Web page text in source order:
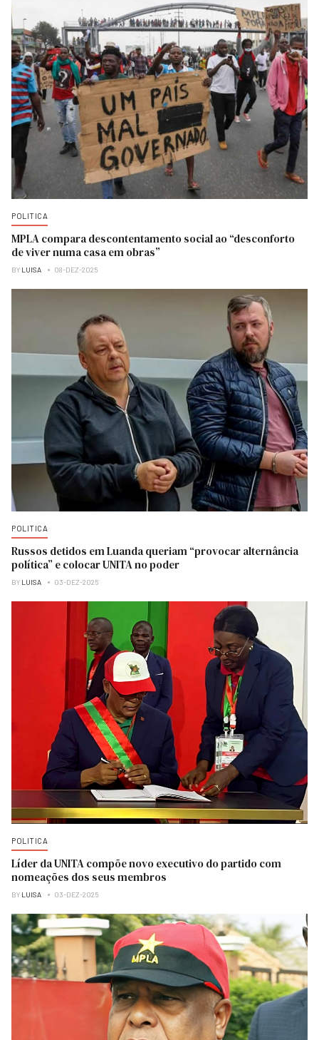
POLITICA
MPLA compara descontentamento social ao “desconforto
de viver numa casa em obras”
BY LUISA 08-DEZ-2025
POLITICA
Russos detidos em Luanda queriam “provocar alternância
política” e colocar UNITA no poder
BY LUISA 03-DEZ-2025
POLITICA
Líder da UNITA compõe novo executivo do partido com
nomeações dos seus membros
BY LUISA 03-DEZ-2025